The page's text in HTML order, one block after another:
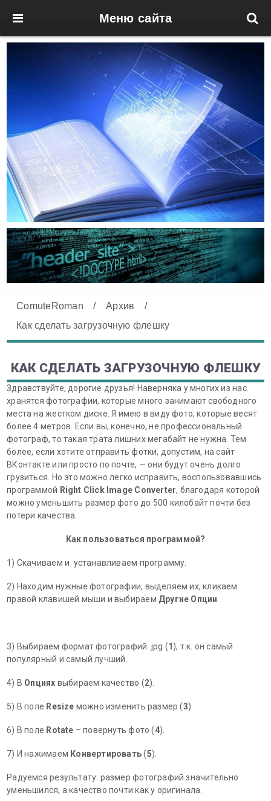
Меню сайта
ComuteRoman / Архив
/
Как сделать загрузочную флешку
КАК СДЕЛАТЬ ЗАГРУЗОЧНУЮ ФЛЕШКУ
Здравствуйте, дорогие друзья! Наверняка у многих из нас
хранятся фотографии, которые много занимают свободного
места на жестком диске. Я имею в виду фото, которые весят
более 4 метров. Если вы, конечно, не профессиональный
фотограф, то такая трата лишних мегабайт не нужна. Тем
более, если хотите отправить фотки, допустим, на сайт
ВКонтакте или просто по почте, — они будут очень долго
грузиться. Но это можно легко исправить, воспользовавшись
программой Right Click Image Converter, благодаря которой
можно уменьшить размер фото до 500 килобайт почти без
потери качества.
Как пользоваться программой?
1) Скачиваем и устанавливаем программу.
2) Находим нужные фотографии, выделяем их, кликаем
правой клавишей мыши и выбираем Другие Опции
3) Выбираем формат фотографий .jpg (1 ), т.к. он самый
популярный и самый лучший.
4) В Опциях выбираем качество (2).
5) В поле Resize можно изменить размер (3).
6) В поле Rotate – повернуть фото (4).
7) И нажимаем Конвертировать(5).
Радуемся результату: размер фотографий значительно
уменьшился, а качество почти как у оригинала.